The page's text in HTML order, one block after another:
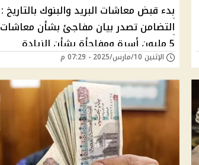
بدء قبض معاشات البريد والبنوك بالتاريخ :
التضامن تصدر بيان مفاجئ بشأن معاشات
5 مليون أسرة ومفاجأة بشأن الزيادة
الإستثنائية هدية السيسي هتقبض
معاشك كام؟
الإثنين 10/مارس/2025 - 07:29 م